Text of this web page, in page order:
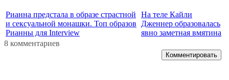
Рианна предстала в образе страстной
и сексуальной монашки. Топ образов
Рианны для Interview
На теле Кайли
Дженнер образовалась
явно заметная вмятина
8 комментариев
Комментировать